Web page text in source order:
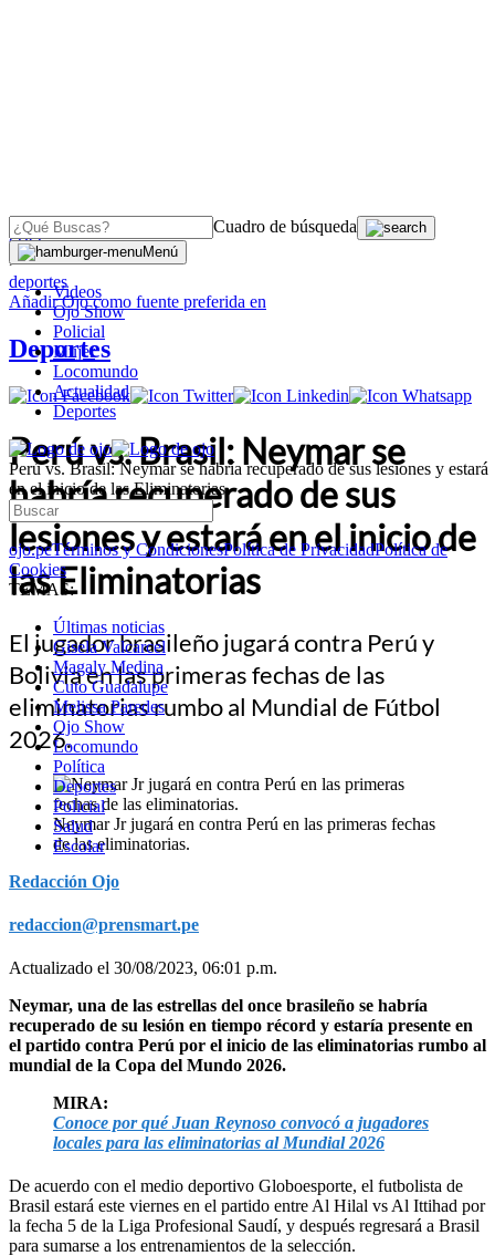
Cuadro de búsqueda
Menú
Videos
Ojo Show
Policial
Mujer
Locomundo
Actualidad
Deportes
Perú vs. Brasil: Neymar se habría recuperado de sus lesiones y estará
en el inicio de las Eliminatorias
ojo.peTérminos y CondicionesPolítica de PrivacidadPolítica de
Cookies
TEMAS:
Últimas noticias
Gisela Valcarcel
Magaly Medina
Cuto Guadalupe
Melissa Paredes
Ojo Show
Locomundo
Política
Deportes
Policial
Salud
Escolar
OJO
>
deportes
AñadirOjocomo fuente preferida en
Deportes
Perú vs. Brasil: Neymar se
habría recuperado de sus
lesiones y estará en el inicio de
las Eliminatorias
El jugador brasileño jugará contra Perú y
Bolivia en las primeras fechas de las
eliminatorias rumbo al Mundial de Fútbol
2026.
Neymar Jr jugará en contra Perú en las primeras fechas
de las eliminatorias.
Redacción Ojo
redaccion@prensmart.pe
Actualizado el 30/08/2023, 06:01 p.m.
Neymar, una de las estrellas del once brasileño se habría
recuperado de su lesión en tiempo récord y estaría presente en
el partido contra Perú por el inicio de las eliminatorias rumbo al
mundial de la Copa del Mundo 2026.
MIRA:
Conoce por qué Juan Reynoso convocó a jugadores
locales para las eliminatorias al Mundial 2026
De acuerdo con el medio deportivo Globoesporte, el futbolista de
Brasil estará este viernes en el partido entre Al Hilal vs Al Ittihad por
la fecha 5 de la Liga Profesional Saudí, y después regresará a Brasil
para sumarse a los entrenamientos de la selección.